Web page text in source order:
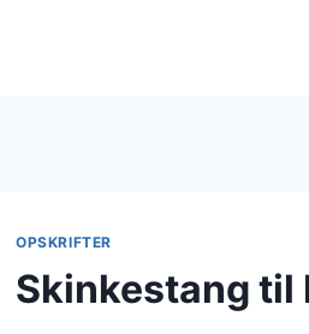
OPSKRIFTER
Skinkestang til